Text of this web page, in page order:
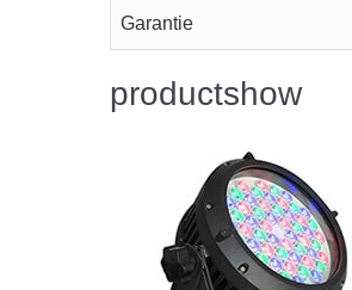
Garantie
productshow